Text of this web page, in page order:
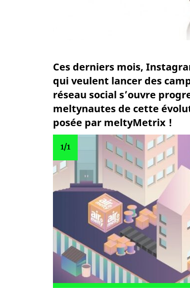
Ces derniers mois,
qui veulent lancer des
réseau social s’ouvre
meltynautes de cette
posée par meltyMetrix !
1/1